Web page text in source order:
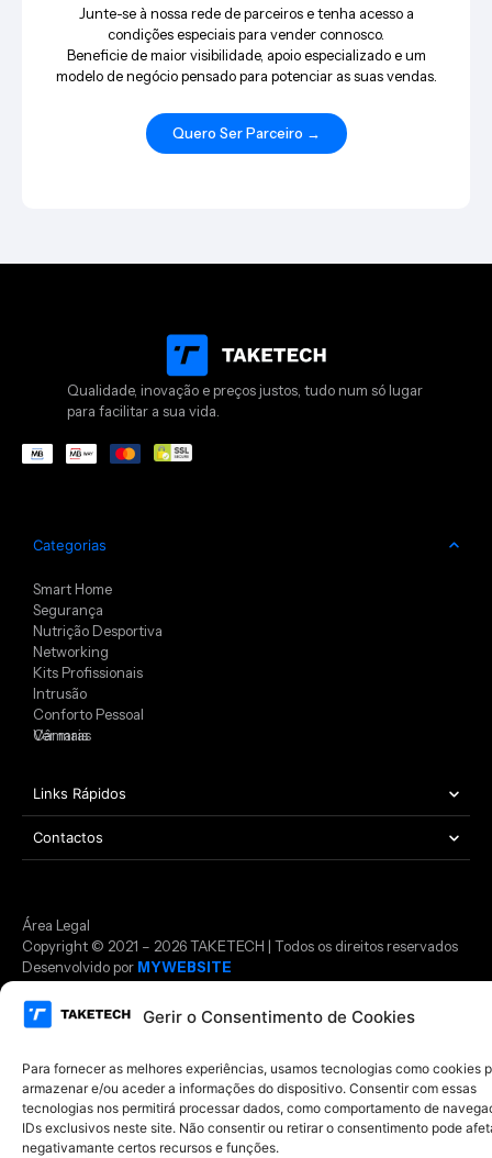
Gerir o Consentimento de Cookies
Para fornecer as melhores experiências, usamos tecnologias como cookies
armazenar e/ou aceder a informações do dispositivo. Consentir com essas
tecnologias nos permitirá processar dados, como comportamento de
IDs exclusivos neste site. Não consentir ou retirar o consentimento pode
negativamante certos recursos e funções.
Junte-se à nossa rede de parceiros e tenha acesso a
condições especiais para vender connosco.
Beneficie de maior visibilidade, apoio especializado e um
modelo de negócio pensado para potenciar as suas vendas.
Quero Ser Parceiro →
Qualidade, inovação e preços justos, tudo num só lugar
para facilitar a sua vida.
Categorias
Smart Home
Segurança
Nutrição Desportiva
Networking
Kits Profissionais
Intrusão
Conforto Pessoal
Câmaras
Ver mais
Links Rápidos
Contactos
Copyright © 2021 – 2026 TAKETECH | Todos os direitos reservados
Desenvolvido por MYWEBSITE
Área Legal